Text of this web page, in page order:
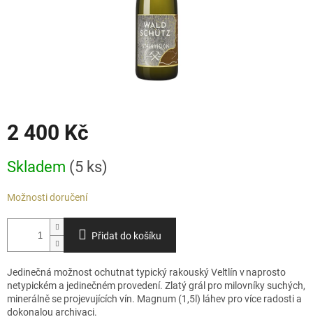
2 400 Kč
cena:
Skladem (5 ks)
Možnosti doručení
Přidat do košíku
Jedinečná možnost ochutnat typický rakouský Veltlín v naprosto
netypickém a jedinečném provedení. Zlatý grál pro milovníky suchých,
minerálně se projevujících vín. Magnum (1,5l) láhev pro více radosti a
dokonalou archivaci.